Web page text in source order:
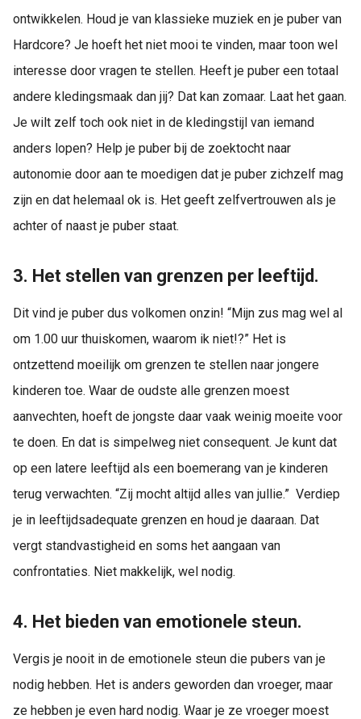
ontwikkelen. Houd je van klassieke muziek en je puber van
Hardcore? Je hoeft het niet mooi te vinden, maar toon wel
interesse door vragen te stellen. Heeft je puber een totaal
andere kledingsmaak dan jij? Dat kan zomaar. Laat het gaan.
Je wilt zelf toch ook niet in de kledingstijl van iemand
anders lopen? Help je puber bij de zoektocht naar
autonomie door aan te moedigen dat je puber zichzelf mag
zijn en dat helemaal ok is. Het geeft zelfvertrouwen als je
achter of naast je puber staat.
3. Het stellen van grenzen per leeftijd.
Dit vind je puber dus volkomen onzin! “Mijn zus mag wel al
om 1.00 uur thuiskomen, waarom ik niet!?” Het is
ontzettend moeilijk om grenzen te stellen naar jongere
kinderen toe. Waar de oudste alle grenzen moest
aanvechten, hoeft de jongste daar vaak weinig moeite voor
te doen. En dat is simpelweg niet consequent. Je kunt dat
op een latere leeftijd als een boemerang van je kinderen
terug verwachten. “Zij mocht altijd alles van jullie.” Verdiep
je in leeftijdsadequate grenzen en houd je daaraan. Dat
vergt standvastigheid en soms het aangaan van
confrontaties. Niet makkelijk, wel nodig.
4. Het bieden van emotionele steun.
Vergis je nooit in de emotionele steun die pubers van je
nodig hebben. Het is anders geworden dan vroeger, maar
ze hebben je even hard nodig. Waar je ze vroeger moest